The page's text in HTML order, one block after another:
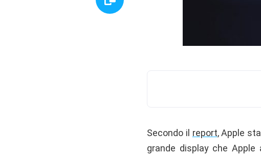
Secondo il report, Apple
grande display che